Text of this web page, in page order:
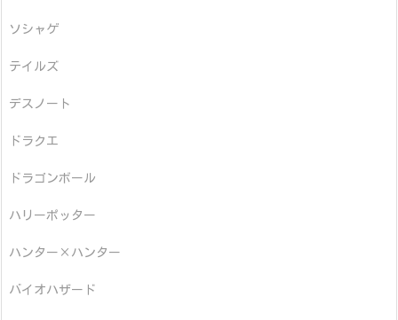
ソシャゲ
テイルズ
デスノート
ドラクエ
ドラゴンボール
ハリーポッター
ハンター×ハンター
バイオハザード